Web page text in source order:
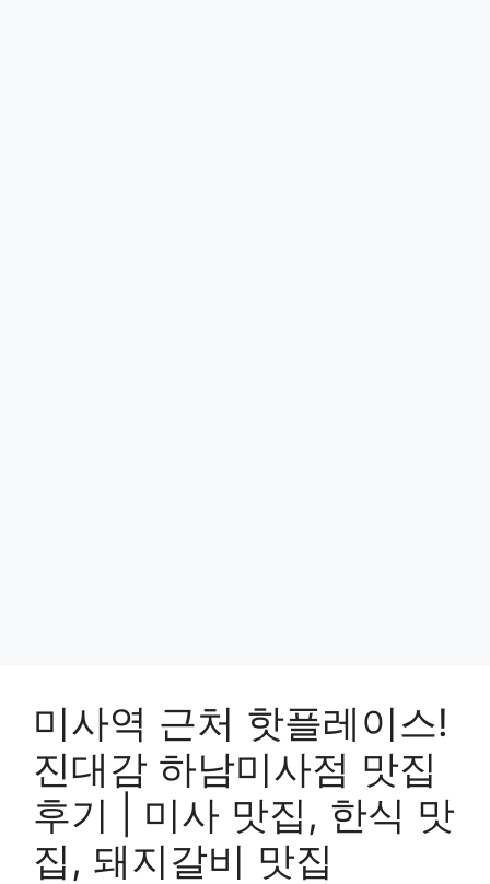
미사역 근처 핫플레이스!
진대감 하남미사점 맛집
후기 | 미사 맛집, 한식 맛
집, 돼지갈비 맛집